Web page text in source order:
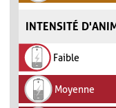
INTENSITÉ
Faible
Moyenne